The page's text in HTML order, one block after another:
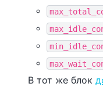
В тот же блок